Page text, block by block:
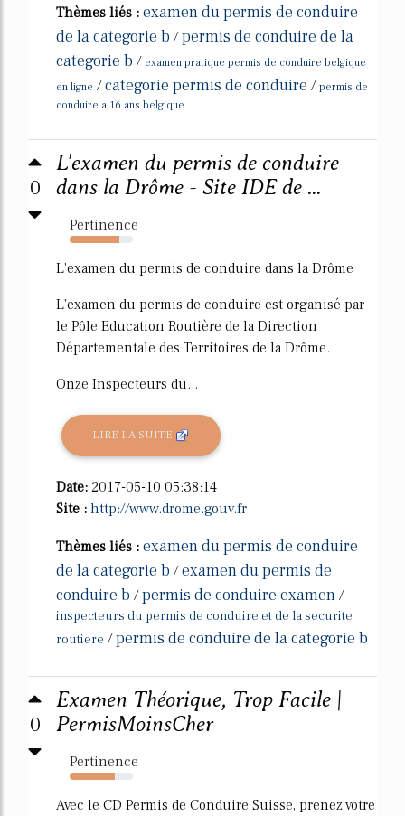
Thèmes liés : examen du permis de conduire
de la categorie b /permis de conduire de la
categorie b / examen pratique permis de conduire belgique
en ligne /categorie permis de conduire / permis de
conduire a 16 ans belgique
0
L'examen du permis de conduire
dans la Drôme - Site IDE de ...
Pertinence
79%
L'examen du permis de conduire dans la Drôme
L'examen du permis de conduire est organisé par
le Pôle Education Routière de la Direction
Départementale des Territoires de la Drôme.
Onze Inspecteurs du...
LIRE LA SUITE
Date: 2017-05-10 05:38:14
Site : http://www.drome.gouv.fr
Thèmes liés : examen du permis de conduire
de la categorie b /examen du permis de
conduire b /permis de conduire examen /
inspecteurs du permis de conduire et de la securite
routiere /permis de conduire de la categorie b
0
Examen Théorique, Trop Facile |
PermisMoinsCher
Pertinence
71%
Avec le CD Permis de Conduire Suisse, prenez votre